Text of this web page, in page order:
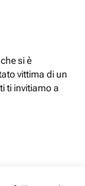
si è
vittima di un
ti invitiamo a